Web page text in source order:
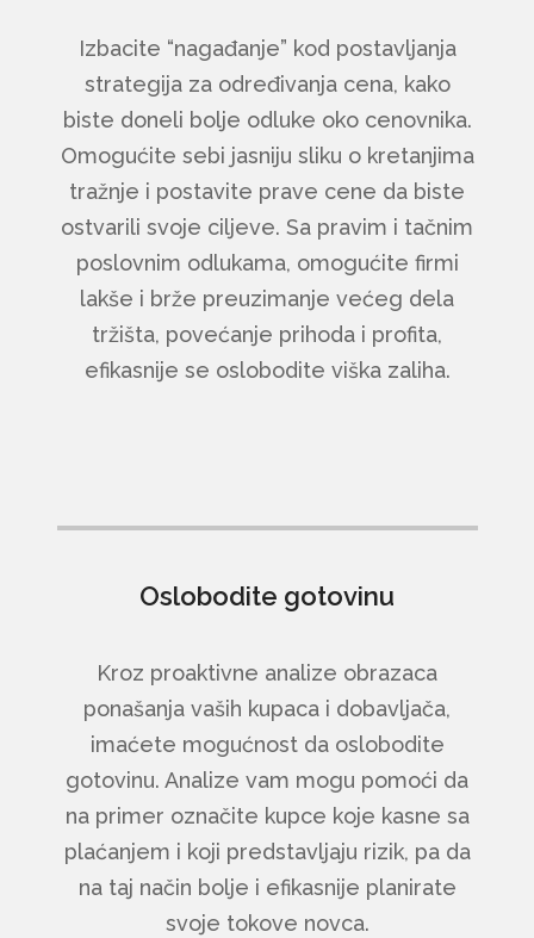
Izbacite “nagađanje” kod postavljanja
strategija za određivanja cena, kako
biste doneli bolje odluke oko cenovnika.
Omogućite sebi jasniju sliku o kretanjima
tražnje i postavite prave cene da biste
ostvarili svoje ciljeve. Sa pravim i tačnim
poslovnim odlukama, omogućite firmi
lakše i brže preuzimanje većeg dela
tržišta, povećanje prihoda i profita,
efikasnije se oslobodite viška zaliha.
Oslobodite gotovinu
Kroz proaktivne analize obrazaca
ponašanja vaših kupaca i dobavljača,
imaćete mogućnost da oslobodite
gotovinu. Analize vam mogu pomoći da
na primer označite kupce koje kasne sa
plaćanjem i koji predstavljaju rizik, pa da
na taj način bolje i efikasnije planirate
svoje tokove novca.